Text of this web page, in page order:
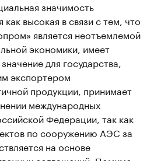
значимость
как высокая в связи с тем, что
является неотъемлемой
экономики, имеет
для государства,
экспортером
продукции, принимает
международных
Федерации, так как
по сооружению АЭС за
на основе